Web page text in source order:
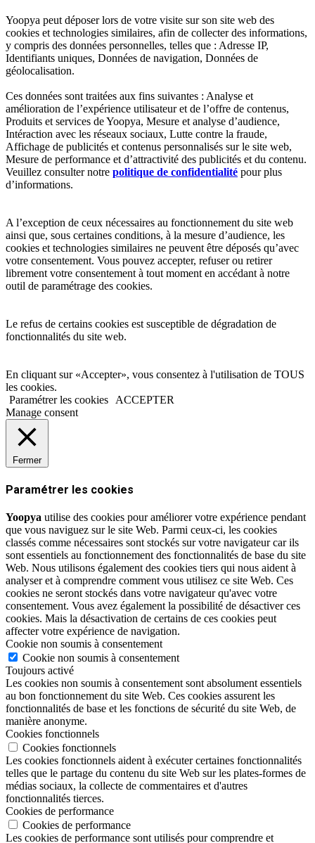
Yoopya peut déposer lors de votre visite sur son site web des
cookies et technologies similaires, afin de collecter des informations,
y compris des données personnelles, telles que : Adresse IP,
Identifiants uniques, Données de navigation, Données de
géolocalisation.
Ces données sont traitées aux fins suivantes : Analyse et
amélioration de l’expérience utilisateur et de l’offre de contenus,
Produits et services de Yoopya, Mesure et analyse d’audience,
Intéraction avec les réseaux sociaux, Lutte contre la fraude,
Affichage de publicités et contenus personnalisés sur le site web,
Mesure de performance et d’attractivité des publicités et du contenu.
Veuillez consulter notre politique de confidentialité pour plus
d’informations.
A l’exception de ceux nécessaires au fonctionnement du site web
ainsi que, sous certaines conditions, à la mesure d’audience, les
cookies et technologies similaires ne peuvent être déposés qu’avec
votre consentement. Vous pouvez accepter, refuser ou retirer
librement votre consentement à tout moment en accédant à notre
outil de paramétrage des cookies.
Le refus de certains cookies est susceptible de dégradation de
fonctionnalités du site web.
En cliquant sur «Accepter», vous consentez à l'utilisation de TOUS
les cookies.
Paramétrer les cookies
ACCEPTER
Manage consent
Fermer
Paramétrer les cookies
Yoopya utilise des cookies pour améliorer votre expérience pendant
que vous naviguez sur le site Web. Parmi ceux-ci, les cookies
classés comme nécessaires sont stockés sur votre navigateur car ils
sont essentiels au fonctionnement des fonctionnalités de base du site
Web. Nous utilisons également des cookies tiers qui nous aident à
analyser et à comprendre comment vous utilisez ce site Web. Ces
cookies ne seront stockés dans votre navigateur qu'avec votre
consentement. Vous avez également la possibilité de désactiver ces
cookies. Mais la désactivation de certains de ces cookies peut
affecter votre expérience de navigation.
Cookie non soumis à consentement
Cookie non soumis à consentement
Toujours activé
Les cookies non soumis à consentement sont absolument essentiels
au bon fonctionnement du site Web. Ces cookies assurent les
fonctionnalités de base et les fonctions de sécurité du site Web, de
manière anonyme.
Cookies fonctionnels
Cookies fonctionnels
Les cookies fonctionnels aident à exécuter certaines fonctionnalités
telles que le partage du contenu du site Web sur les plates-formes de
médias sociaux, la collecte de commentaires et d'autres
fonctionnalités tierces.
Cookies de performance
Cookies de performance
Les cookies de performance sont utilisés pour comprendre et